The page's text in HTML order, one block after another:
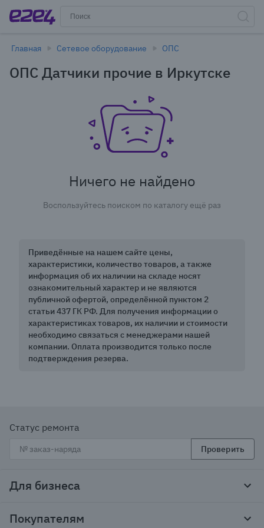
Главная Сетевое оборудование ОПС
ОПС Датчики прочие в Иркутске
Ничего не найдено
Воспользуйтесь поиском по каталогу ещё раз
Приведённые на нашем сайте цены,
характеристики, количество товаров, а также
информация об их наличии на складе носят
ознакомительный характер и не являются
публичной офертой, определённой пунктом 2
статьи 437 ГК РФ. Для получения информации о
характеристиках товаров, их наличии и стоимости
необходимо связаться с менеджерами нашей
компании. Оплата производится только после
подтверждения резерва.
Статус ремонта
Проверить
Для бизнеса
Тендеры и гос закупки
Покупателям